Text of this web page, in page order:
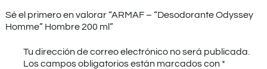
Sé el primero en valorar “ARMAF – “Desodorante Odyssey
Homme” Hombre 200 ml”
Tu dirección de correo electrónico no será publicada.
Los campos obligatorios están marcados con *